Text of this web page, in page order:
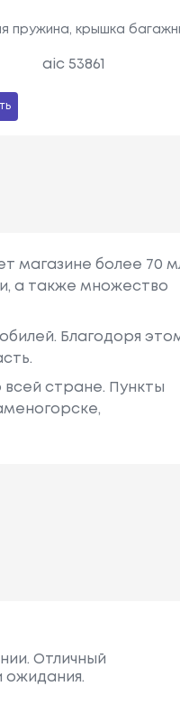
пружина, крышка
aic 53861
магазине более 70
а также множество
Благодоря
стране. Пункты
Отличный
ожидания.